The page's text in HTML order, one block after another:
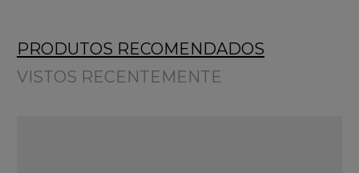
PRODUTOS RECOMENDADOS
VISTOS RECENTEMENTE